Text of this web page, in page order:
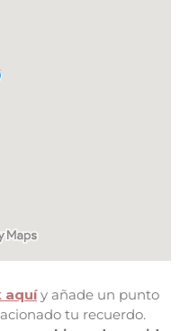
aquíy añade un punto
tu recuerdo.